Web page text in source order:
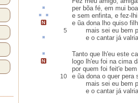
per bõa fé, em mui
e sem enfinta, e fez-
e ũa dona lho quiso
5
mais sei eu bem
e o cantar já valria
Tanto que lh'eu este
logo lh'eu foi na cima
por quem foi feit'e
10
e ũa dona o quer pera
mais sei eu bem
e o cantar já valria